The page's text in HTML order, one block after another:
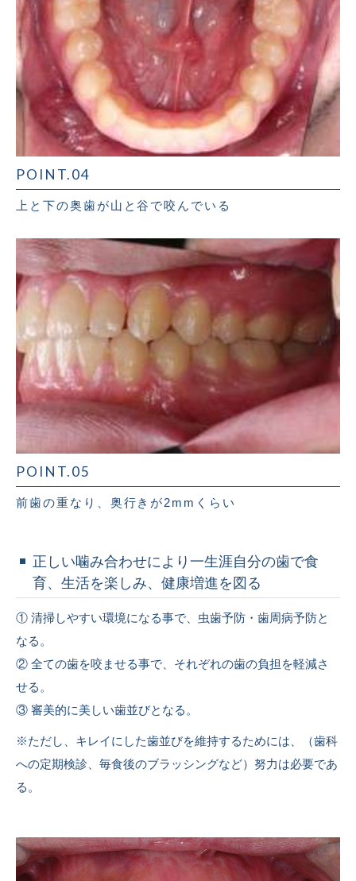
POINT.04
上と下の奥歯が山と谷で咬んでいる
POINT.05
前歯の重なり、奥行きが2mmくらい
正しい噛み合わせにより一生涯自分の歯で食
育、生活を楽しみ、健康増進を図る
① 清掃しやすい環境になる事で、虫歯予防・歯周病予防と
なる。
② 全ての歯を咬ませる事で、それぞれの歯の負担を軽減さ
せる。
③ 審美的に美しい歯並びとなる。
※ただし、キレイにした歯並びを維持するためには、（歯科
への定期検診、毎食後のブラッシングなど）努力は必要であ
る。